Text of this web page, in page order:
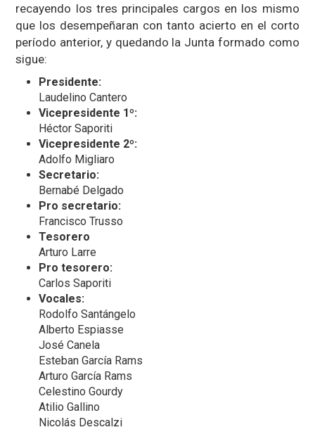
recayendo los tres principales cargos en los mismo
que los desempeñaran con tanto acierto en el corto
período anterior, y quedando la Junta formado como
sigue:
Presidente:
Laudelino Cantero
Vicepresidente 1º:
Héctor Saporiti
Vicepresidente 2º:
Adolfo Migliaro
Secretario:
Bernabé Delgado
Pro secretario:
Francisco Trusso
Tesorero
Arturo Larre
Pro tesorero:
Carlos Saporiti
Vocales:
Rodolfo Santángelo
Alberto Espiasse
José Canela
Esteban García Rams
Arturo García Rams
Celestino Gourdy
Atilio Gallino
Nicolás Descalzi